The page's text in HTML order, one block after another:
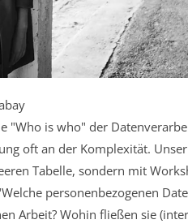
"Who is who" der
oft an der Komplexität.
Tabelle, sondern mit
personenbezogenen
Arbeit? Wohin fließen sie